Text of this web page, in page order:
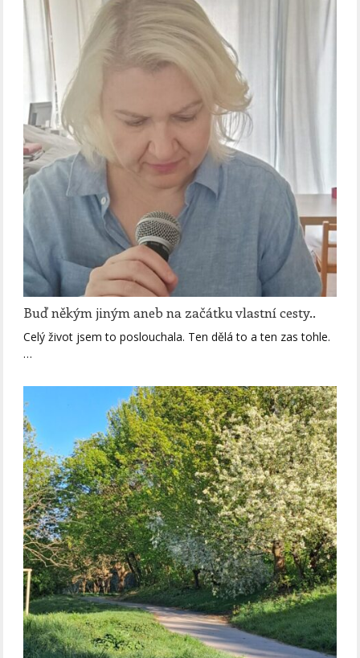
Buď někým jiným aneb na začátku vlastní cesty..
Celý život jsem to poslouchala. Ten dělá to a ten zas tohle.
…